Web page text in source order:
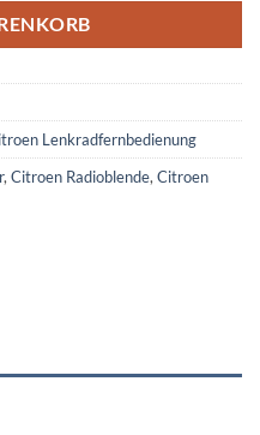
Lenkradfernbedienung
,Citroen Radioblende,Citroen